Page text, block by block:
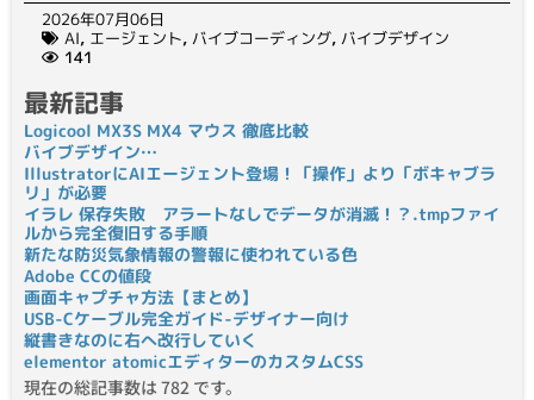
2026年07月06日
AI, エージェント, バイブコーディング, バイブデザイン
141
最新記事
Logicool MX3S MX4 マウス 徹底比較
バイブデザイン…
IllustratorにAIエージェント登場！「操作」より「ボキャブラ
リ」が必要
イラレ 保存失敗 アラートなしでデータが消滅！？.tmpファイ
ルから完全復旧する手順
新たな防災気象情報の警報に使われている色
Adobe CCの値段
画面キャプチャ方法【まとめ】
USB-Cケーブル完全ガイド-デザイナー向け
縦書きなのに右へ改行していく
elementor atomicエディターのカスタムCSS
現在の総記事数は 782 です。